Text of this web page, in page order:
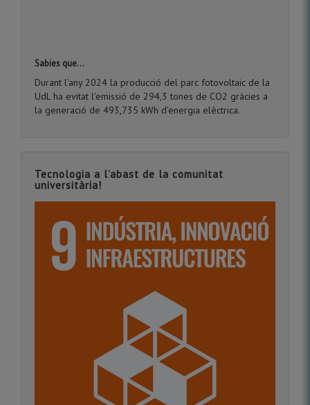
Sabies que...
Durant l'any 2024 la producció del parc fotovoltaic de la
UdL ha evitat l'emissió de 294,3 tones de CO2 gràcies a
la generació de 493,735 kWh d’energia elèctrica.
Tecnologia a l’abast de la comunitat
universitària!